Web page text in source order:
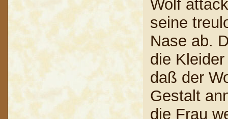
Wolf
seine
Nase ab.
die
daß der
Gestalt
die Frau